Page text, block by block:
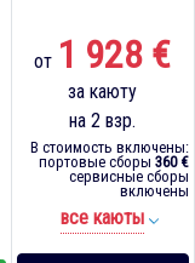
от 1 928 €
за каюту
на 2 взр.
В стоимость включены:
портовые сборы 360 €
сервисные сборы
включены
все каюты